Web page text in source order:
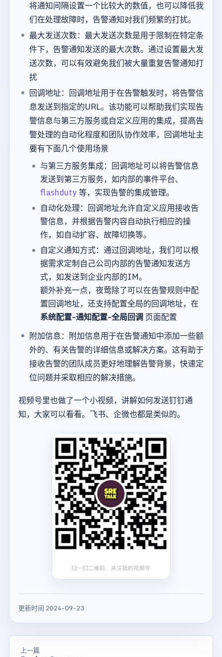
将通知间隔设置一个比较大的数值，也可以降低我
们在处理故障时，告警通知对我们频繁的打扰。
最大发送次数：最大发送次数是用于限制在特定条
件下，告警通知发送的最大次数。通过设置最大发
送次数，可以有效避免我们被大量重复告警通知打
扰
回调地址：回调地址用于在告警触发时，将告警信
息发送到指定的URL。该功能可以帮助我们实现告
警信息与第三方服务或自定义应用的集成，提高告
警处理的自动化程度和团队协作效率，回调地址主
要有下面几个使用场景
与第三方服务集成：回调地址可以将告警信息
发送到第三方服务，如内部的事件平台、
flashduty等，实现告警的集成管理。
自动化处理：回调地址允许自定义应用接收告
警信息，并根据告警内容自动执行相应的操
作，如自动扩容、故障切换等。
自定义通知方式：通过回调地址，我们可以根
据需求定制自己公司内部的告警通知发送方
式，如发送到企业内部的IM。
额外补充一点，夜莺除了可以在告警规则中配
置回调地址，还支持配置全局的回调地址，在
系统配置-通知配置-全局回调页面配置
附加信息：附加信息用于在告警通知中添加一些额
外的、有关告警的详细信息或解决方案。这有助于
接收告警的团队成员更好地理解告警背景，快速定
位问题并采取相应的解决措施。
视频号里也做了一个小视频，讲解如何发送钉钉通
知，大家可以看看。飞书、企微也都是类似的。
更新时间 2024-09-23
上一篇